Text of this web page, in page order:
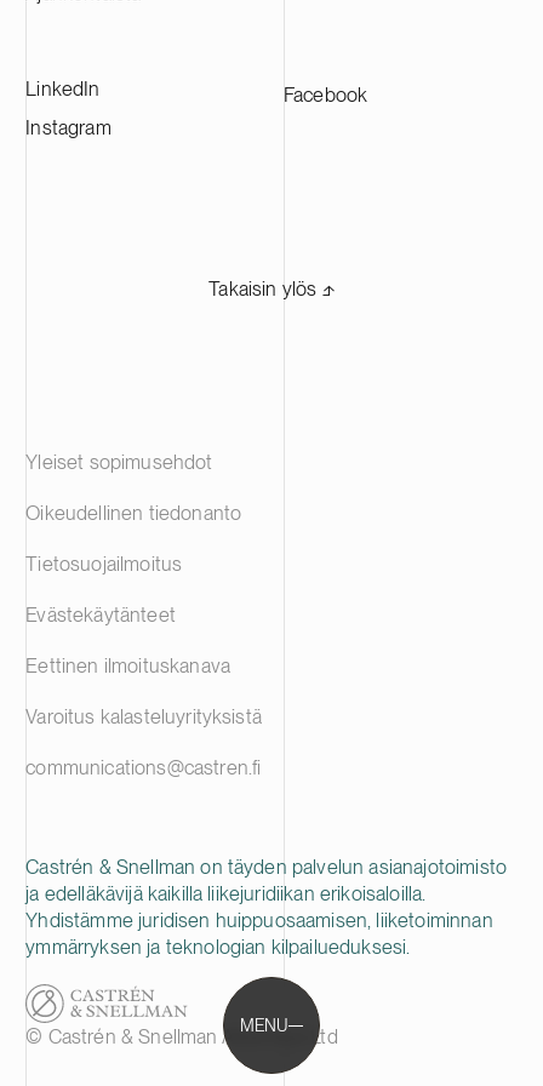
MENU
LinkedIn
Instagram
Facebook
Takaisin ylös ⬏
Castrén & Snellman on täyden palvelun asianajotoimisto
ja edelläkävijä kaikilla liikejuridiikan erikoisaloilla.
Yhdistämme juridisen huippuosaamisen, liiketoiminnan
ymmärryksen ja teknologian kilpailueduksesi.
© Castrén & Snellman Attorneys Ltd
Yleiset sopimusehdot
Oikeudellinen tiedonanto
Tietosuojailmoitus
Evästekäytänteet
Eettinen ilmoituskanava
Varoitus kalasteluyrityksistä
communications@castren.fi